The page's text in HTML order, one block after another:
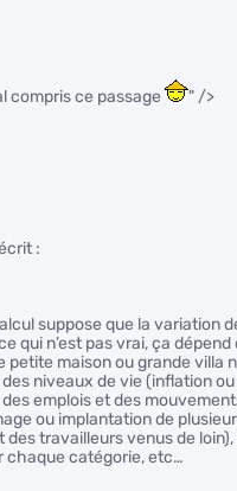
compris ce passage " />
:
suppose que la variation
qui n’est pas vrai, ça
petite maison ou grande villa
des niveaux de vie (inflation
des emplois et des
ou implantation de
travailleurs venus de loin),
chaque catégorie, etc…